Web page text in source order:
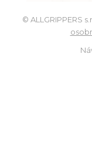
© ALLGRIPPERS